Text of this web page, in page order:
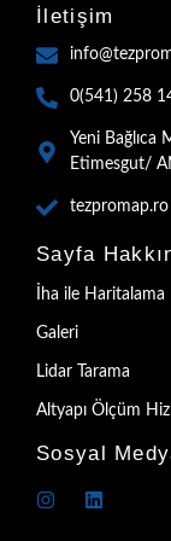
İletişim
0(541) 258
Yeni Bağlıca
Etimesgut/
tezpromap.ro
Sayfa
İha ile Haritalama
Galeri
Lidar Tarama
Altyapı Ölçüm
Sosyal